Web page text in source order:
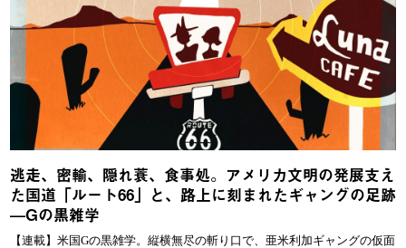
逃走、密輸、隠れ蓑、食事処。アメリカ文明の発展支え
た国道「ルート66」と、路上に刻まれたギャングの足跡
—Gの黒雑学
【連載】米国Gの黒雑学。縦横無尽の斬り口で、亜米利加ギャングの仮面